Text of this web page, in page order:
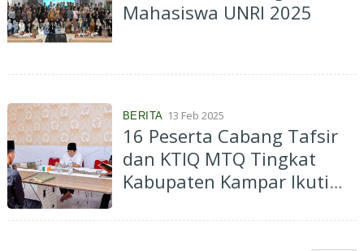
Mahasiswa UNRI 2025
BERITA 13 Feb 2025
16 Peserta Cabang Tafsir
dan KTIQ MTQ Tingkat
Kabupaten Kampar Ikuti